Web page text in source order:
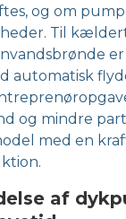
og om
Til
automatisk
og mindre
med en
af